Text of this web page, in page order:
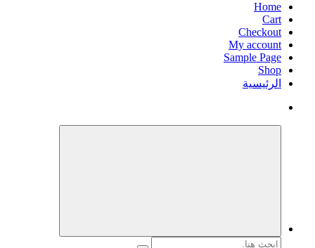
Home
Cart
Checkout
My account
Sample Page
Shop
الرئيسية
البحث